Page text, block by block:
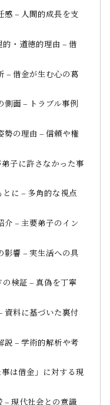
感 – 人間的成長を支
・道徳的理由 – 借
– 借金が生む心の葛
面 – トラブル事例
勢の理由 – 信頼や権
子に許さなかった事
に – 多角的な視点
介 – 主要弟子のイン
影響 – 実生活への具
検証 – 真偽を丁寧
資料に基づいた裏付
説 – 学術的解析や考
は借金」に対する現
– 現代社会との意識